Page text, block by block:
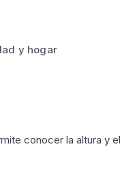
y hogar
conocer la altura y el